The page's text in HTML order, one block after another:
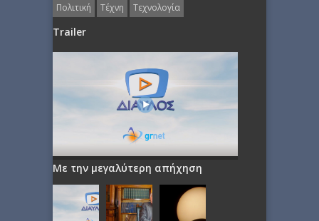
Πολιτική
Τέχνη Τεχνολογία
Trailer
Με την μεγαλύτερη απήχηση